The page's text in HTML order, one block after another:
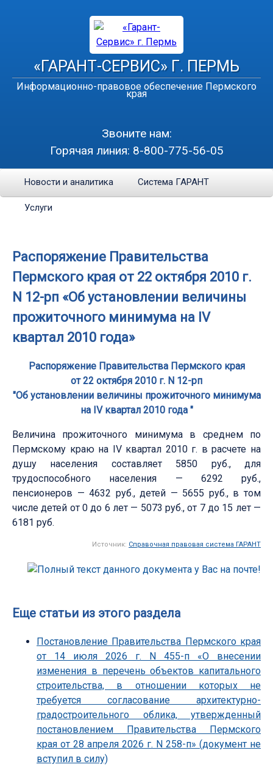
«ГАРАНТ-СЕРВИС» Г. ПЕРМЬ
Информационно-правовое обеспечение Пермского
края
Звоните нам:
Горячая линия: 8-800-775-56-05
Новости и аналитика Система ГАРАНТ
Услуги
Распоряжение Правительства
Пермского края от 22 октября 2010 г.
N 12-рп «Об установлении величины
прожиточного минимума на IV
квартал 2010 года»
Распоряжение Правительства Пермского края
от 22 октября 2010 г. N 12-рп
"Об установлении величины прожиточного минимума
на IV квартал 2010 года "
Величина прожиточного минимума в среднем по
Пермскому краю на IV квартал 2010 г. в расчете на
душу населения составляет 5850 руб., для
трудоспособного населения — 6292 руб.,
пенсионеров — 4632 руб., детей — 5655 руб., в том
числе детей от 0 до 6 лет — 5073 руб., от 7 до 15 лет —
6181 руб.
Источник: Справочная правовая система ГАРАНТ
Еще статьи из этого раздела
Постановление Правительства Пермского края
от 14 июля 2026 г. N 455-п «О внесении
изменения в перечень объектов капитального
строительства, в отношении которых не
требуется согласование архитектурно-
градостроительного облика, утвержденный
постановлением Правительства Пермского
края от 28 апреля 2026 г. N 258-п» (документ не
вступил в силу)